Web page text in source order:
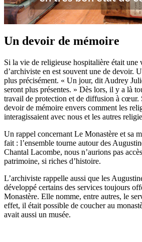
Un devoir de mémoire
Si la vie de religieuse hospitalière était une
d’archiviste en est souvent une de devoir.
plus précisément. « Un jour, dit Audrey
seront plus présentes. » Dès lors, il y a là
travail de protection et de diffusion à cœur.
devoir de mémoire envers comment les
interagissaient avec nous et les autres
Un rappel concernant Le Monastère et sa
fait : l’ensemble tourne autour des
Chantal Lacombe, nous n’aurions pas
patrimoine, si riches d’histoire.
L’archiviste rappelle aussi que les
développé certains des services toujours
Monastère. Elle nomme, entre autres, le
effet, il était possible de coucher au
avait aussi un musée.